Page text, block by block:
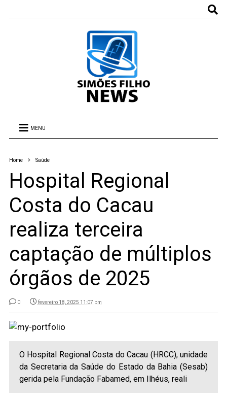
MENU
Home Saúde
Hospital Regional
Costa do Cacau
realiza terceira
captação de múltiplos
órgãos de 2025
0 fevereiro 18, 2025 11:07 pm
O Hospital Regional Costa do Cacau (HRCC), unidade
da Secretaria da Saúde do Estado da Bahia (Sesab)
gerida pela Fundação Fabamed, em Ilhéus, reali